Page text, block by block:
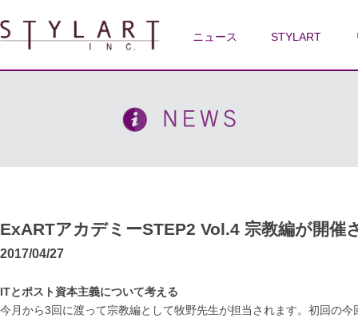
ニュース STYLART
ExARTアカデミーSTEP2 Vol.4 宗教編が開催
2017/04/27
ITとポスト資本主義について考える
今月から3回に渡って宗教編として牧野先生が担当されます。初回の